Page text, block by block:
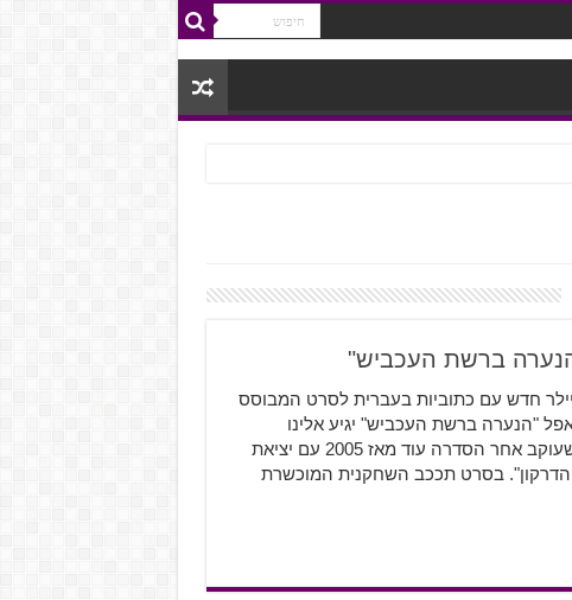
ברשת העכביש"
חדש עם כתוביות בעברית לסרט המבוסס
"הנערה ברשת העכביש" יגיע אלינו
למסכים בחודשים הקרובים, ואתו קהל מעריצים נאמן שעוקב אחר הסדרה עוד מאז 2005 עם יציאת
בסרט תככב השחקנית המוכשרת